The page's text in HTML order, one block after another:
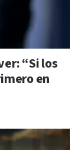
“Si los
en